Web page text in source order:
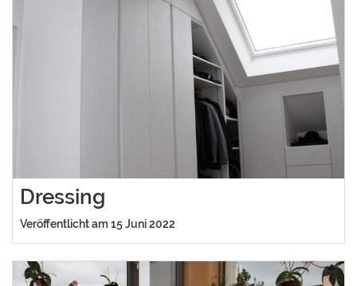
Dressing
Veröffentlicht am 15 Juni 2022